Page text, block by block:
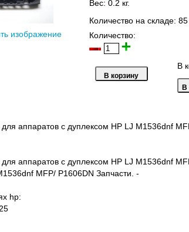
изображение
Вес: 0.2 кг.
Количество на складе: 85
Количество:
В
аппаратов с дуплексом HP LJ M1536dnf
аппаратов с дуплексом HP LJ M1536dnf
MFP/ P1606DN Запчасти. -
hp: